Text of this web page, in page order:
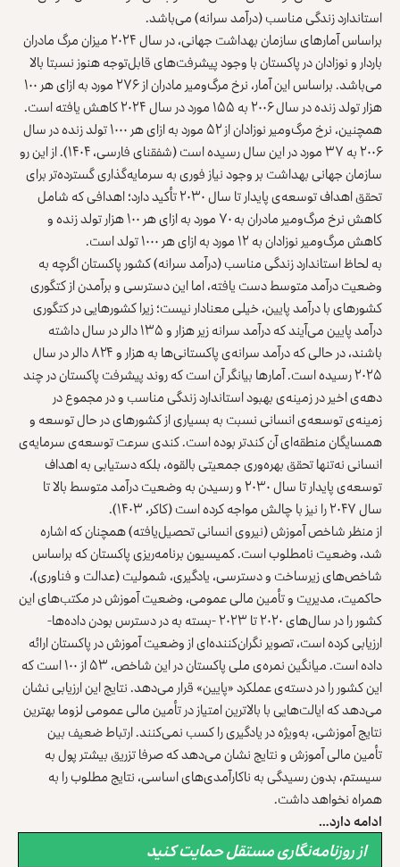
استاندارد زندگی مناسب (درآمد سرانه) می‌باشد.
براساس آمارهای سازمان بهداشت جهانی، در سال ۲۰۲۴ میزان مرگ مادران
باردار و نوزادان در پاکستان با وجود پیشرفت‌های قابل‌توجه هنوز نسبتا بالا
می‌باشد. براساس این آمار، نرخ مرگ‌ومیر مادران از ۲۷۶ مورد به ازای هر ۱۰۰
هزار تولد زنده در سال ۲۰۰۶ به ۱۵۵ مورد در سال ۲۰۲۴ کاهش یافته است.
همچنین، نرخ مرگ‌ومیر نوزادان از ۵۲ مورد به ازای هر ۱۰۰۰ تولد زنده در سال
۲۰۰۶ به ۳۷ مورد در این سال رسیده است (شفقنای فارسی، ۱۴۰۴). از این رو
سازمان جهانی بهداشت بر وجود نیاز فوری به سرمایه‌گذاری گسترده‌تر برای
تحقق اهداف توسعه‌ی پایدار تا سال ۲۰۳۰ تأکید دارد؛ اهدافی که شامل
کاهش نرخ مرگ‌ومیر مادران به ۷۰ مورد به ازای هر ۱۰۰ هزار تولد زنده و
کاهش مرگ‌ومیر نوزادان به ۱۲ مورد به ازای هر ۱۰۰۰ تولد است.
به لحاظ استاندارد زندگی مناسب (درآمد سرانه) کشور پاکستان اگرچه به
وضعیت درآمد متوسط دست یافته، اما این دسترسی و برآمدن از کتگوری
کشورهای با درآمد پایین، خیلی معنادار نیست؛ زیرا کشورهایی در کتگوری
درآمد پایین می‌آیند که درآمد سرانه زیر هزار و ۱۳۵ دالر در سال داشته
باشند، در حالی که درآمد سرانه‌ی پاکستانی‌ها به هزار و ۸۲۴ دالر در سال
۲۰۲۵ رسیده است. آمارها بیانگر آن است که روند پیشرفت پاکستان در چند
دهه‌ی اخیر در زمینه‌ی بهبود استاندارد زندگی مناسب و در مجموع در
زمینه‌ی توسعه‌ی انسانی نسبت به بسیاری از کشورهای در حال توسعه و
همسایگان منطقه‌ای آن کندتر بوده است. کندی سرعت توسعه‌ی سرمایه‌ی
انسانی نه‌تنها تحقق بهره‌وری جمعیتی بالقوه، بلکه دستیابی به اهداف
توسعه‌ی پایدار تا سال ۲۰۳۰ و رسیدن به وضعیت درآمد متوسط بالا تا
سال ۲۰۴۷ را نیز با چالش مواجه کرده است (کاکر، ۱۴۰۳).
از منظر شاخص آموزش (نیروی انسانی تحصیل‌یافته) همچنان که اشاره
شد، وضعیت نامطلوب است. کمیسیون برنامه‌ریزی پاکستان که براساس
شاخص‌های زیرساخت و دسترسی، یادگیری، شمولیت (عدالت و فناوری)،
حاکمیت، مدیریت و تأمین مالی عمومی، وضعیت آموزش در مکتب‌های این
کشور را در سال‌های ۲۰۲۰ تا ۲۰۲۳ -بسته به در دسترس بودن داده‌ها-
ارزیابی کرده است، تصویر نگران‌کننده‌ای از وضعیت آموزش در پاکستان ارائه
داده است. میانگین نمره‌ی ملی پاکستان در این شاخص، ۵۳ از ۱۰۰ است که
این کشور را در دسته‌ی عملکرد «پایین» قرار می‌دهد. نتایج این ارزیابی نشان
می‌دهد که ایالت‌هایی با بالاترین امتیاز در تأمین مالی عمومی لزوما بهترین
نتایج آموزشی، به‌ویژه در یادگیری را کسب نمی‌کنند. ارتباط ضعیف بین
تأمین مالی آموزش و نتایج نشان می‌دهد که صرفا تزریق بیشتر پول به
سیستم، بدون رسیدگی به ناکارآمدی‌های اساسی، نتایج مطلوب را به
همراه نخواهد داشت.
ادامه دارد…
از روزنامه‌نگاری مستقل حمایت کنید